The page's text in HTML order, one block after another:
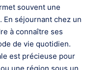
souvent une
En séjournant chez un
à connaître ses
de vie quotidien.
est précieuse pour